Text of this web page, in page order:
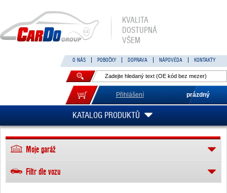
KVALITA
DOSTUPNÁ
VŠEM
O NÁS POBOČKY DOPRAVA NÁPOVĚDA KONTAKTY
Přihlášení prázdný
KATALOG PRODUKTŮ
Moje garáž
Filtr dle vozu